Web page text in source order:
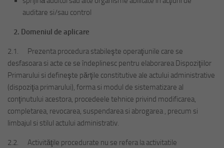
auditare si/sau control
2. Domeniul de aplicare
2.1. Prezenta procedura stabileşte operaţiunile care se
desfasoara si acte ce se îndeplinesc pentru elaborarea Dispoziţiilor
Primarului si defineşte părţile constitutive ale actului administrative
(dispoziţia primarului), forma si modul de sistematizare al
conţinutului acestora, procedeele tehnice privind modificarea,
completarea, revocarea, suspendarea si abrogarea , precum si
limbajul si stilul actului administrativ.
2.2. Activităţile procedurate nu se refera la activitatile